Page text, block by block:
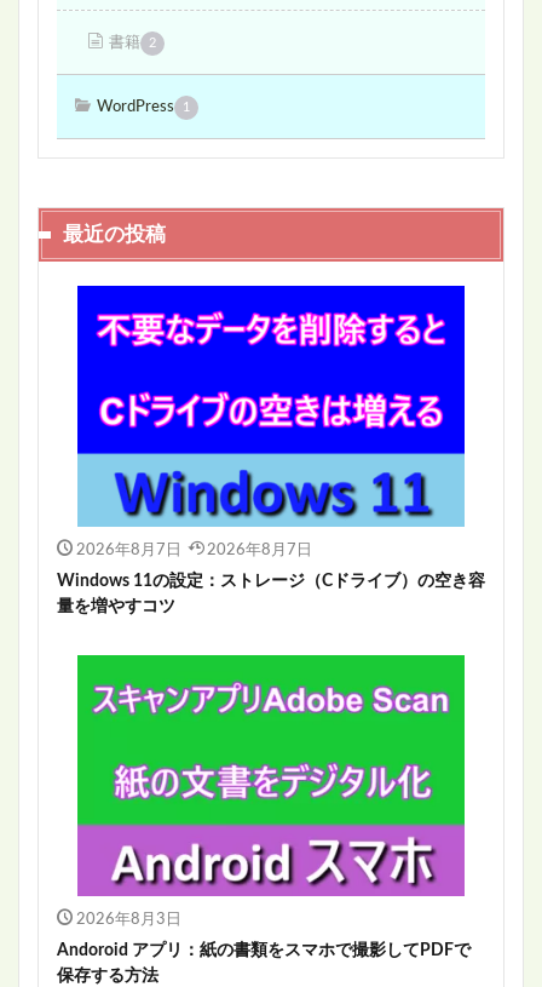
書籍 2
WordPress 1
最近の投稿
2026年8月7日 2026年8月7日
Windows 11の設定：ストレージ（Cドライブ）の空き容
量を増やすコツ
2026年8月3日
Andoroid アプリ：紙の書類をスマホで撮影してPDFで
保存する方法